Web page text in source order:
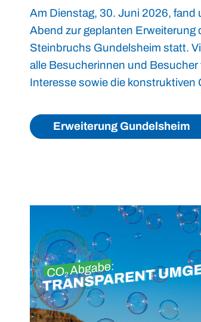
Am Dienstag, 30. Juni 2026, fand
Abend zur geplanten Erweiterung
Steinbruchs Gundelsheim statt.
alle Besucherinnen und Besucher
Interesse sowie die konstruktiven
Erweiterung Gundelsheim